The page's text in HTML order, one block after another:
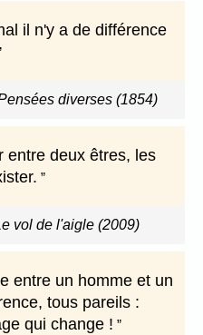
il n'y a de différence
diverses (1854)
entre deux êtres, les
vol de l'aigle (2009)
entre un homme et un
tous pareils :
qui change !